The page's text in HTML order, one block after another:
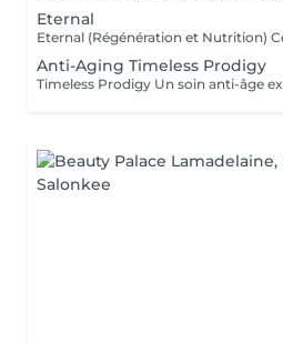
Eternal
Anti-Aging Timeless Prodigy